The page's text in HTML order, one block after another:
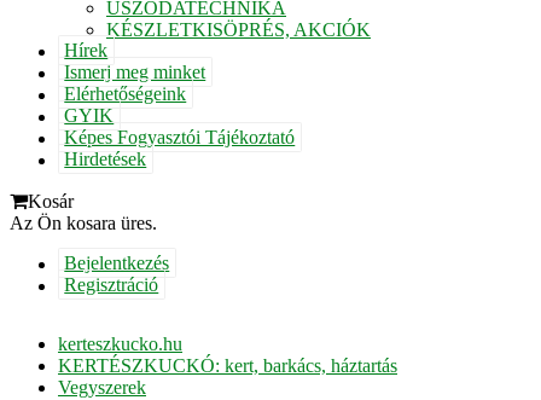
USZODATECHNIKA
KÉSZLETKISÖPRÉS, AKCIÓK
Hírek
Ismerj meg minket
Elérhetőségeink
GYIK
Képes Fogyasztói Tájékoztató
Hirdetések
Kosár
Az Ön kosara üres.
Bejelentkezés
Regisztráció
kerteszkucko.hu
KERTÉSZKUCKÓ: kert, barkács, háztartás
Vegyszerek